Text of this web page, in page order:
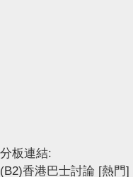
分板連結:
(B2)香港巴士討論 [熱門]